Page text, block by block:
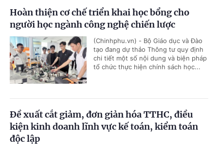
Hoàn thiện cơ chế triển khai học bổng cho
người học ngành công nghệ chiến lược
(Chinhphu.vn) - Bộ Giáo dục và Đào
tạo đang dự thảo Thông tư quy định
chi tiết một số nội dung và biện pháp
tổ chức thực hiện chính sách học...
Đề xuất cắt giảm, đơn giản hóa TTHC, điều
kiện kinh doanh lĩnh vực kế toán, kiểm toán
độc lập